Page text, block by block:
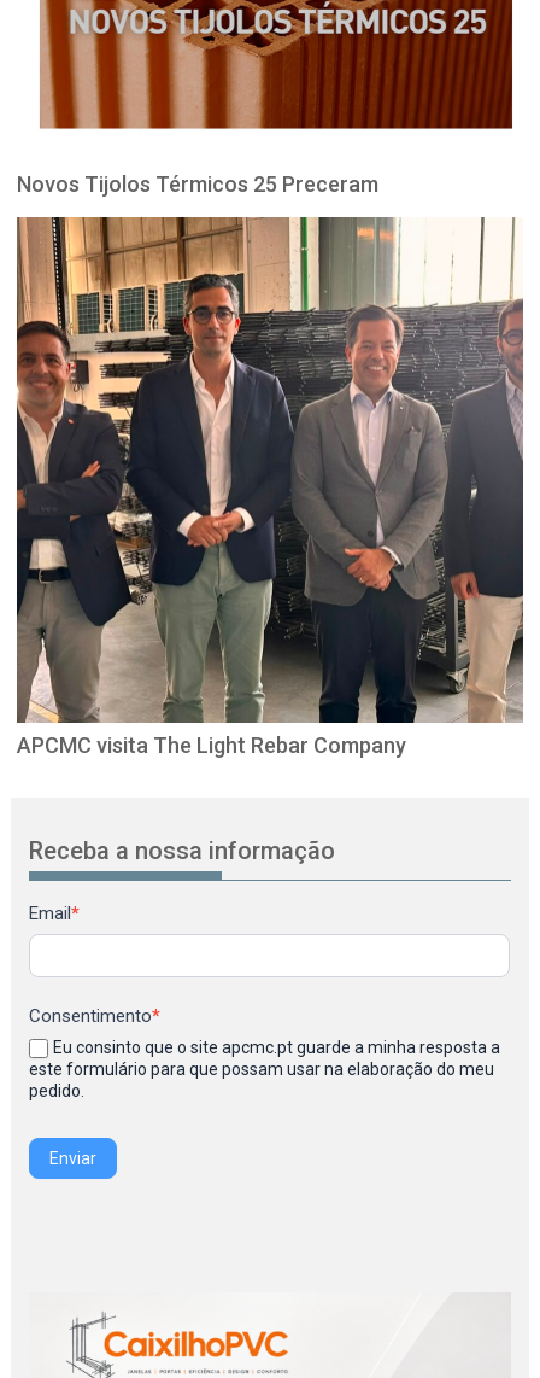
Novos Tijolos Térmicos 25 Preceram
APCMC visita The Light Rebar Company
Receba a nossa informação
Newsletter
Email*
Consentimento*
Eu consinto que o site apcmc.pt guarde a minha resposta a
este formulário para que possam usar na elaboração do meu
pedido.
Enviar